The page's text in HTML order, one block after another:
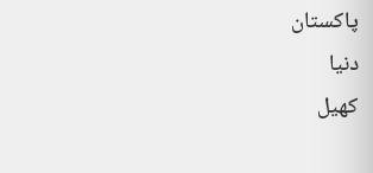
پاکستان
دنیا
کھیل